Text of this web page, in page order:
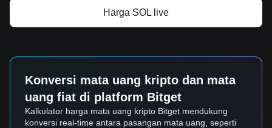
Harga SOL live
Konversi mata uang kripto dan mata
uang fiat di platform Bitget
Kalkulator harga mata uang kripto Bitget mendukung
konversi real-time antara pasangan mata uang, seperti